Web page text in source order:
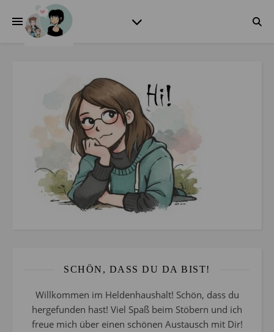
SCHÖN, DASS DU DA BIST!
Willkommen im Heldenhaushalt! Schön, dass du
hergefunden hast! Viel Spaß beim Stöbern und ich
freue mich über einen schönen Austausch mit Dir!